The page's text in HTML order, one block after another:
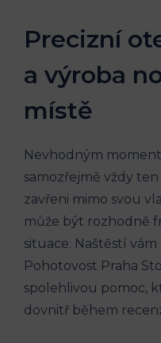
Precizní
a výroba
místě
Nevhodným
samozřejmě vždy
zavřeni mimo svou
může být rozhodně
situace. Naštěstí
Pohotovost Praha
spolehlivou pomoc,
dovnitř během